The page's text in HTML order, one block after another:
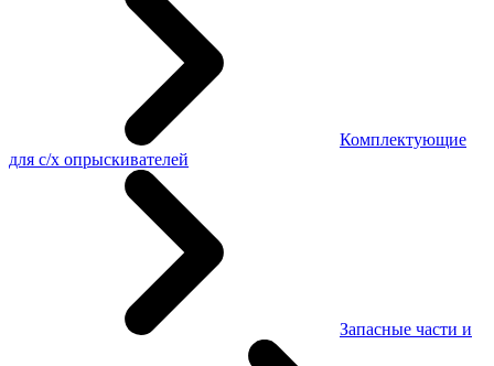
Комплектующие
для с/х опрыскивателей
Запасные части и